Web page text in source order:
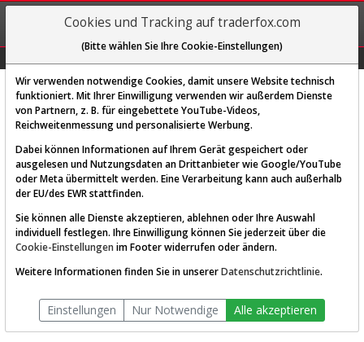
REGIS-
TRIEREN
Diese Funktion ist nur für
AKTIEN-TERMINAL
Die Aktienanalyse-Plattform von
TraderFox
Cookies und Tracking auf traderfox.com
(Bitte wählen Sie Ihre Cookie-Einstellungen)
Wir verwenden notwendige Cookies, damit unsere Website technisch
funktioniert. Mit Ihrer Einwilligung verwenden wir außerdem Dienste
von Partnern, z. B. für eingebettete YouTube-Videos,
Reichweitenmessung und personalisierte Werbung.
Dabei können Informationen auf Ihrem Gerät gespeichert oder
ausgelesen und Nutzungsdaten an Drittanbieter wie Google/YouTube
oder Meta übermittelt werden. Eine Verarbeitung kann auch außerhalb
der EU/des EWR stattfinden.
Sie können alle Dienste akzeptieren, ablehnen oder Ihre Auswahl
individuell festlegen. Ihre Einwilligung können Sie jederzeit über die
Cookie-Einstellungen im Footer widerrufen oder ändern.
Weitere Informationen finden Sie in unsererDatenschutzrichtlinie.
Einstellungen Nur Notwendige Alle akzeptieren